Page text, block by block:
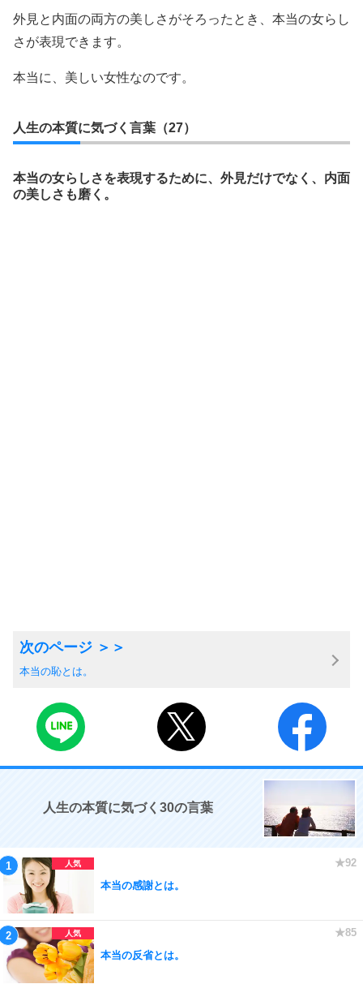
外見と内面の両方の美しさがそろったとき、本当の女らし
さが表現できます。
本当に、美しい女性なのです。
人生の本質に気づく言葉（27）
本当の女らしさを表現するために、外見だけでなく、内面
の美しさも磨く。
本当の恥とは。
人生の本質に気づく30の言葉
本当の感謝とは。
本当の反省とは。